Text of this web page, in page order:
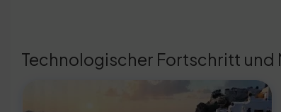
Technologischer Fortschritt und